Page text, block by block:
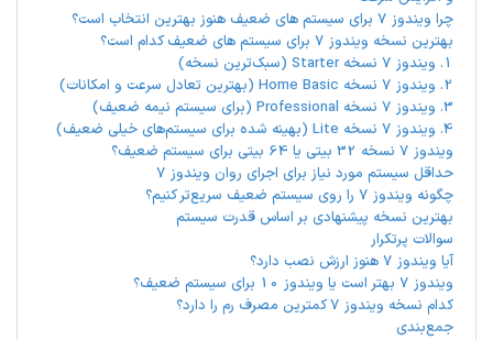
چرا ویندوز 7 برای سیستم های ضعیف هنوز بهترین انتخاب است؟
بهترین نسخه ویندوز 7 برای سیستم های ضعیف کدام است؟
1. ویندوز 7 نسخه Starter (سبک‌ترین نسخه)
2. ویندوز 7 نسخه Home Basic (بهترین تعادل سرعت و امکانات)
3. ویندوز 7 نسخه Professional (برای سیستم نیمه ضعیف)
4. ویندوز 7 نسخه Lite (بهینه شده برای سیستم‌های خیلی ضعیف)
ویندوز 7 نسخه 32 بیتی یا 64 بیتی برای سیستم ضعیف؟
حداقل سیستم مورد نیاز برای اجرای روان ویندوز 7
چگونه ویندوز 7 را روی سیستم ضعیف سریع‌تر کنیم؟
بهترین نسخه پیشنهادی بر اساس قدرت سیستم
سوالات پرتکرار
آیا ویندوز 7 هنوز ارزش نصب دارد؟
ویندوز 7 بهتر است یا ویندوز 10 برای سیستم ضعیف؟
کدام نسخه ویندوز 7 کمترین مصرف رم را دارد؟
جمع‌بندی